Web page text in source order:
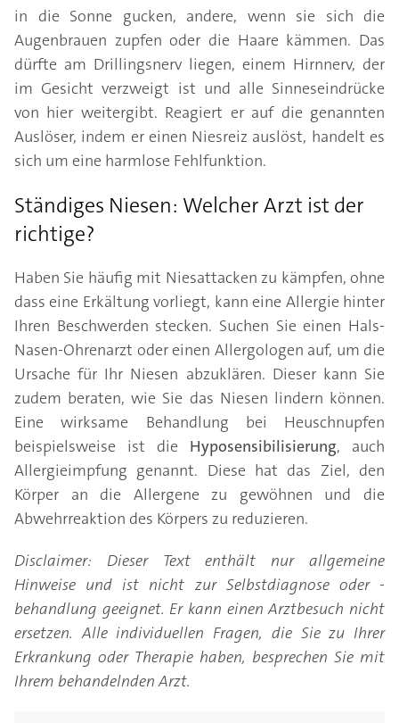
in die Sonne gucken, andere, wenn sie sich die
Augenbrauen zupfen oder die Haare kämmen. Das
dürfte am Drillingsnerv liegen, einem Hirnnerv, der
im Gesicht verzweigt ist und alle Sinneseindrücke
von hier weitergibt. Reagiert er auf die genannten
Auslöser, indem er einen Niesreiz auslöst, handelt es
sich um eine harmlose Fehlfunktion.
Ständiges Niesen: Welcher Arzt ist der
richtige?
Haben Sie häufig mit Niesattacken zu kämpfen, ohne
dass eine Erkältung vorliegt, kann eine Allergie hinter
Ihren Beschwerden stecken. Suchen Sie einen Hals-
Nasen-Ohrenarzt oder einen Allergologen auf, um die
Ursache für Ihr Niesen abzuklären. Dieser kann Sie
zudem beraten, wie Sie das Niesen lindern können.
Eine wirksame Behandlung bei Heuschnupfen
beispielsweise ist die Hyposensibilisierung, auch
Allergieimpfung genannt. Diese hat das Ziel, den
Körper an die Allergene zu gewöhnen und die
Abwehrreaktion des Körpers zu reduzieren.
Disclaimer: Dieser Text enthält nur allgemeine
Hinweise und ist nicht zur Selbstdiagnose oder -
behandlung geeignet. Er kann einen Arztbesuch nicht
ersetzen. Alle individuellen Fragen, die Sie zu Ihrer
Erkrankung oder Therapie haben, besprechen Sie mit
Ihrem behandelnden Arzt.